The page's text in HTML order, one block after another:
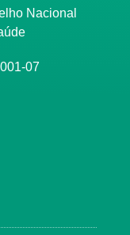
Nacional
07